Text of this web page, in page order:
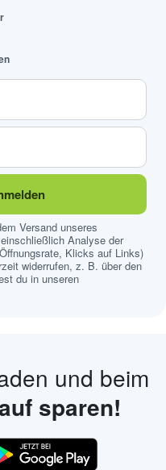
Versand unseres
Analyse der
Klicks auf Links)
widerrufen, z. B. über den
du in unseren
und beim
sparen!